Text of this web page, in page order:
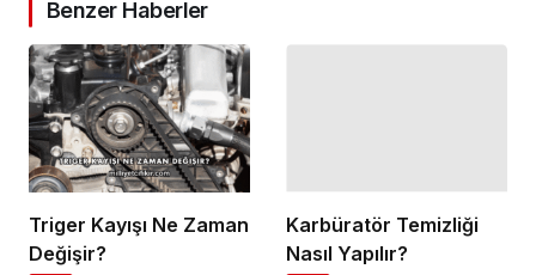
Benzer Haberler
Triger Kayışı Ne Zaman
Değişir?
Karbüratör Temizliği
Nasıl Yapılır?